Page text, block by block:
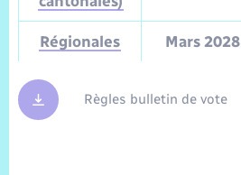
Régionales Mars 2028
Règles bulletin de vote